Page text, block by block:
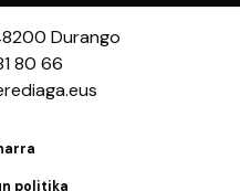
Durango
80 66
politika